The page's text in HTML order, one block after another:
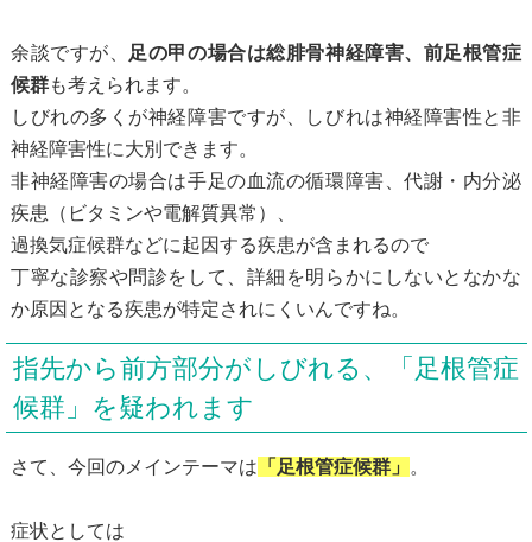
余談ですが、 足の甲の場合は総腓骨神経障害、前足根管症
候群も考えられます。
しびれの多くが神経障害ですが、しびれは神経障害性と非
神経障害性に大別できます。
非神経障害の場合は手足の血流の循環障害、代謝・内分泌
疾患（ビタミンや電解質異常）、
過換気症候群などに起因する疾患が含まれるので
丁寧な診察や問診をして、詳細を明らかにしないとなかな
か原因となる疾患が特定されにくいんですね。
指先から前方部分がしびれる、「足根管症
候群」を疑われます
さて、今回のメインテーマは 「足根管症候群」 。
症状としては